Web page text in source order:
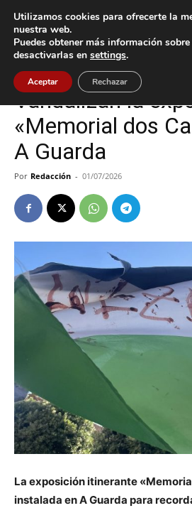
Inicio A Guarda
A Guarda Cultura / Ocio
Vandalizan la
«Memorial dos
A Guarda
Por Redacción - 01/07/2026
La exposición itinerante
instalada en A Guarda para
Utilizamos cookies para ofrecerte la
nuestra web.
Puedes obtener más información
desactivarlas en settings.
Aceptar Rechazar